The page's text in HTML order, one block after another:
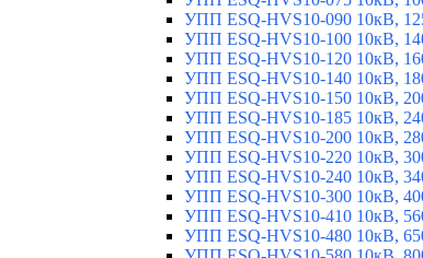
УПП ESQ-HVS10-090 10кВ,
УПП ESQ-HVS10-100 10кВ,
УПП ESQ-HVS10-120 10кВ,
УПП ESQ-HVS10-140 10кВ,
УПП ESQ-HVS10-150 10кВ,
УПП ESQ-HVS10-185 10кВ,
УПП ESQ-HVS10-200 10кВ,
УПП ESQ-HVS10-220 10кВ,
УПП ESQ-HVS10-240 10кВ,
УПП ESQ-HVS10-300 10кВ,
УПП ESQ-HVS10-410 10кВ,
УПП ESQ-HVS10-480 10кВ,